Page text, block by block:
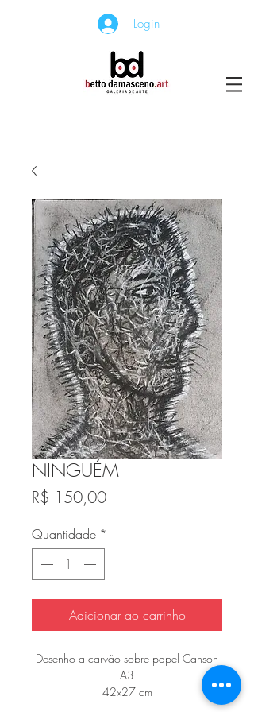
Login
NINGUÉM
R$ 150,00Preço
Quantidade *
Adicionar ao carrinho
Desenho a carvão sobre papel Canson
A3
42x27 cm